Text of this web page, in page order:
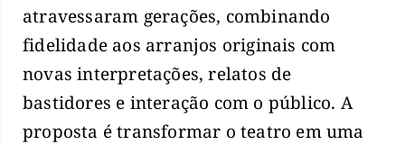
atravessaram gerações, combinando
fidelidade aos arranjos originais com
novas interpretações, relatos de
bastidores e interação com o público. A
proposta é transformar o teatro em uma